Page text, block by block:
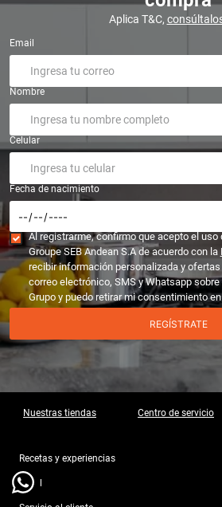
Aplica T&C,
Email
Nombre
Celular
Fecha de nacimiento
Al registrarme, confirmo que acepto el uso
Groupe SEB Andean S.A de acuerdo con la
recibir información personalizada y
correo electrónico, SMS y Whatsapp
Grupo y puedo retirar mi consentimiento
REGÍSTRATE
Nuestras tiendas Centro de servicio
Recetas y experiencias
Legal